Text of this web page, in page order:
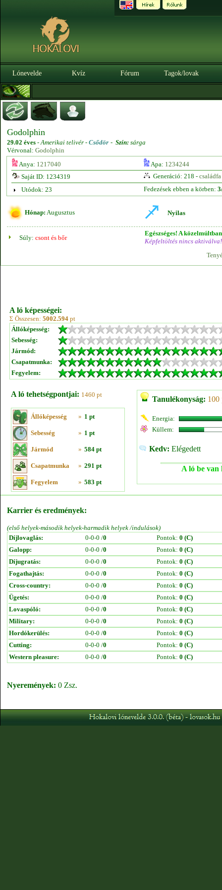
Lónevelde Kvíz Fórum Tagok/lovak
Godolphin
29.02 éves -Amerikai telivér - Csődör - Szín: sárga
Vérvonal: Godolphin
Anya: 1217040 Apa: 1234244
Saját ID: 1234319
Generáció: 218 - családfa
Utódok: 23
Fedezések ebben a körben:
Hónap: Augusztus Nyilas
Súly: csont és bőr
Egészséges! A
Képfeltöltés nincs aktiválva!
A ló képességei:
Σ Összesen: 5002.594 pt
Állóképesség:
Sebesség:
Jármód:
Csapatmunka:
Fegyelem:
A ló tehetségpontjai: 1460 pt
Állóképesség » 1 pt
Sebesség » 1 pt
Jármód » 584 pt
Csapatmunka » 291 pt
Fegyelem » 583 pt
Tanulékonyság: 100
Energia:
Küllem:
Kedv: Elégedett
A ló be van
Karrier és eredmények:
(első helyek-második helyek-harmadik helyek /indulások)
Díjlovaglás:
0-0-0 /0 Pontok: 0 (C)
Galopp:
0-0-0 /0 Pontok: 0 (C)
Díjugratás:
0-0-0 /0 Pontok: 0 (C)
Fogathajtás:
0-0-0 /0 Pontok: 0 (C)
Cross-country:
0-0-0 /0 Pontok: 0 (C)
Ügetés:
0-0-0 /0 Pontok: 0 (C)
Lovaspóló:
0-0-0 /0 Pontok: 0 (C)
Military:
0-0-0 /0 Pontok: 0 (C)
Hordókerülés:
0-0-0 /0 Pontok: 0 (C)
Cutting:
0-0-0 /0 Pontok: 0 (C)
Western pleasure:
0-0-0 /0 Pontok: 0 (C)
Nyeremények: 0 Zsz.